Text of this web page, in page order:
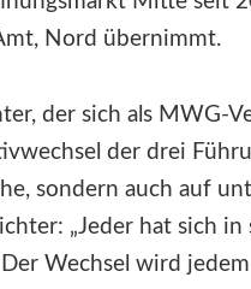
Nord übernimmt.
der sich als MWG-
der drei
sondern auch auf
„Jeder hat sich in
Wechsel wird